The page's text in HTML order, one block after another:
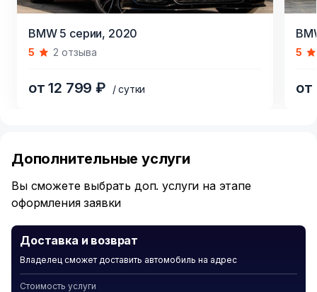
BMW 5 серии, 2020
5 2 отзыва
от 12 799 ₽ / сутки
5
от
of
6
Дополнительные услуги
Вы сможете выбрать доп. услуги на этапе
оформления заявки
Доставка и возврат
Владелец сможет доставить автомобиль на адрес
Стоимость услуги